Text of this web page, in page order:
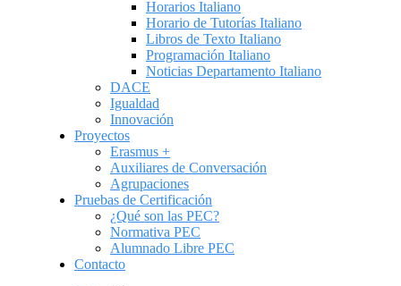
Horarios Italiano
Horario de Tutorías Italiano
Libros de Texto Italiano
Programación Italiano
Noticias Departamento Italiano
DACE
Igualdad
Innovación
Proyectos
Erasmus +
Auxiliares de Conversación
Agrupaciones
Pruebas de Certificación
¿Qué son las PEC?
Normativa PEC
Alumnado Libre PEC
Contacto